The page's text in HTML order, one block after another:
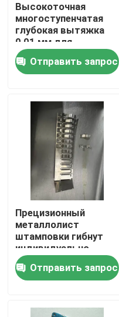
Продукты
Ролики
О нас
Путешествие фабрики
Проверка качества
Свяжитесь мы
Новости
Случаи
Высокоточная
многоступенчатая
глубокая вытяжка
0,01 мм для
автомобильной и
медицинской
промышленности
Отправить запрос
Прецизионный
металлолист
штамповки гибнут
индивидуально
разработанные
долговечные
инструментальные
автомобильной
Отправить запрос